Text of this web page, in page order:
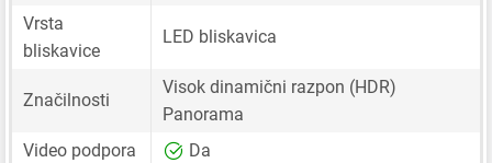
Vrsta
bliskavice
LED bliskavica
Značilnosti
Visok dinamični razpon (HDR)
Panorama
Video podpora
Da